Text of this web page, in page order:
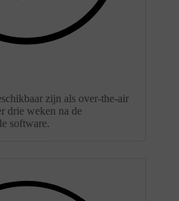
zijn als over-the-air
drie weken na de
software.